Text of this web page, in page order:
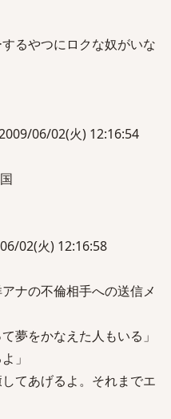
るやつにロクな奴がいな
06/02(火) 12:16:54
02(火) 12:16:58
ナの不倫相手への送信メ
夢をかなえた人もいる」
」
てあげるよ。それまでエ